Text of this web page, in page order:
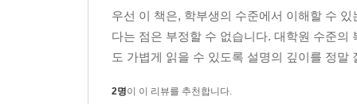
우선 이 책은, 학부생의 수준에서 이해할 수
다는 점은 부정할 수 없습니다. 대학원 수준
도 가볍게 읽을 수 있도록 설명의 깊이를 정
2명이 이 리뷰를 추천합니다.